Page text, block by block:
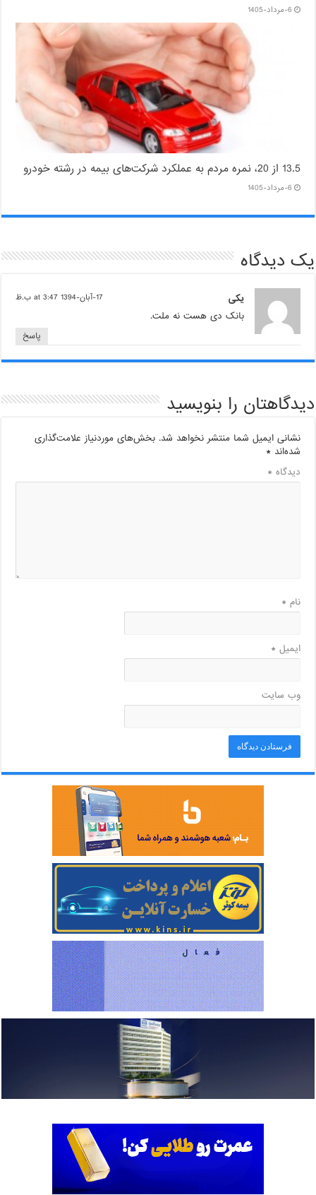
6-مرداد-1405
13.5 از 20، نمره مردم به عملکرد شرکت‌های بیمه در رشته خودرو
6-مرداد-1405
یک دیدگاه
یکی 17-آبان-1394 at 3:47 ب.ظ
بانک دی هست نه ملت.
پاسخ
دیدگاهتان را بنویسید
نشانی ایمیل شما منتشر نخواهد شد. بخش‌های موردنیاز علامت‌گذاری
شده‌اند*
دیدگاه*
نام*
ایمیل*
وب‌ سایت